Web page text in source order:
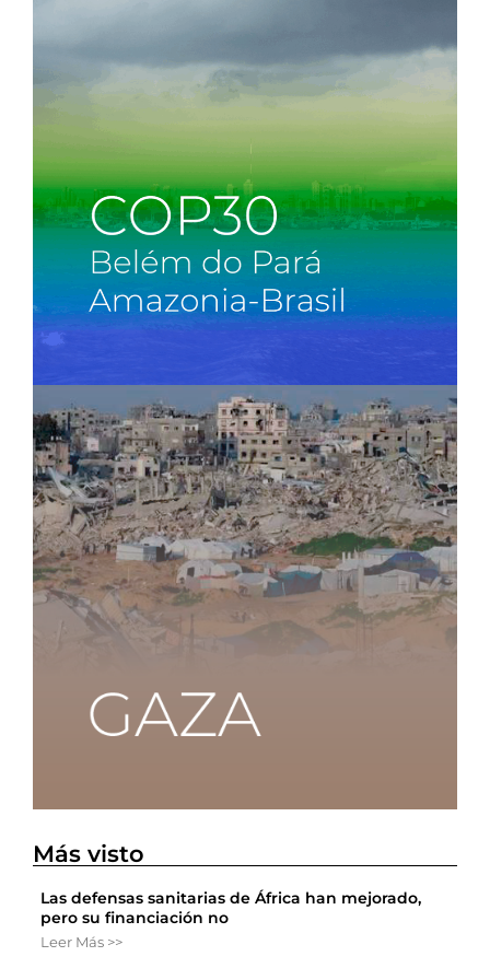
Más visto
Las defensas sanitarias de África han mejorado,
pero su financiación no
Leer Más >>